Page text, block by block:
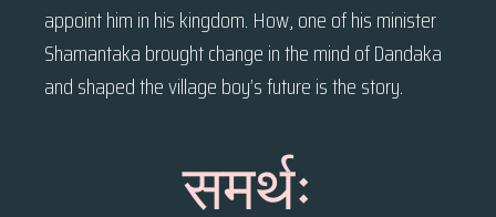
appoint him in his kingdom. How, one of his minister
Shamantaka brought change in the mind of Dandaka
and shaped the village boy’s future is the story.
समर्थः